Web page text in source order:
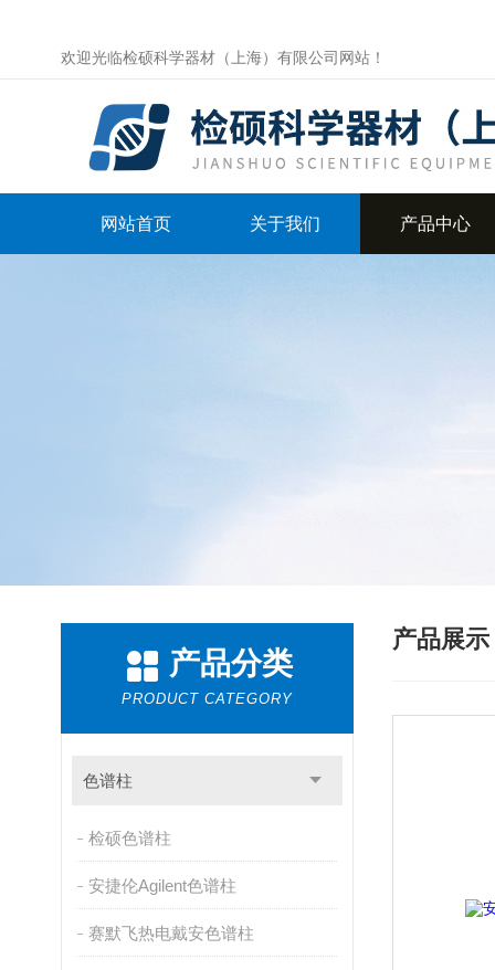
欢迎光临检硕科学器材（上海）有限公司网站！
网站首页 关于我们 产品中心
产品分类
PRODUCT CATEGORY
色谱柱
检硕色谱柱
安捷伦Agilent色谱柱
赛默飞热电戴安色谱柱
产品展示